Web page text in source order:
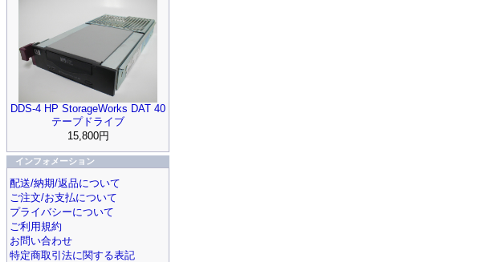
DDS-4 HP StorageWorks DAT 40
テープドライブ
15,800円
インフォメーション
配送/納期/返品について
ご注文/お支払について
プライバシーについて
ご利用規約
お問い合わせ
特定商取引法に関する表記